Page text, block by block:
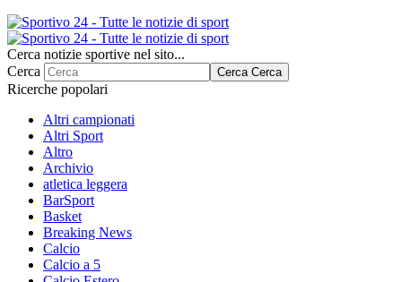
Cerca notizie sportive nel sito...
Cerca
Cerca Cerca
Ricerche popolari
Altri campionati
Altri Sport
Altro
Archivio
atletica leggera
BarSport
Basket
Breaking News
Calcio
Calcio a 5